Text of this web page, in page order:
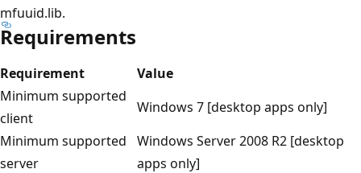
mfuuid.lib.
Requirements
Requirement
Value
Minimum supported
client
Windows 7 [desktop apps only]
Minimum supported
server
Windows Server 2008 R2 [desktop
apps only]